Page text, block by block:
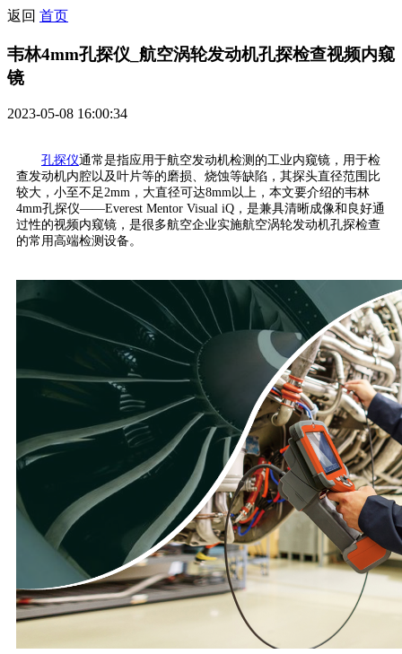
返回 首页
韦林4mm孔探仪_航空涡轮发动机孔探检查视频内窥
镜
2023-05-08 16:00:34
孔探仪通常是指应用于航空发动机检测的工业内窥镜，用于检
查发动机内腔以及叶片等的磨损、烧蚀等缺陷，其探头直径范围比
较大，小至不足2mm，大直径可达8mm以上，本文要介绍的韦林
4mm孔探仪——Everest Mentor Visual iQ，是兼具清晰成像和良好通
过性的视频内窥镜，是很多航空企业实施航空涡轮发动机孔探检查
的常用高端检测设备。